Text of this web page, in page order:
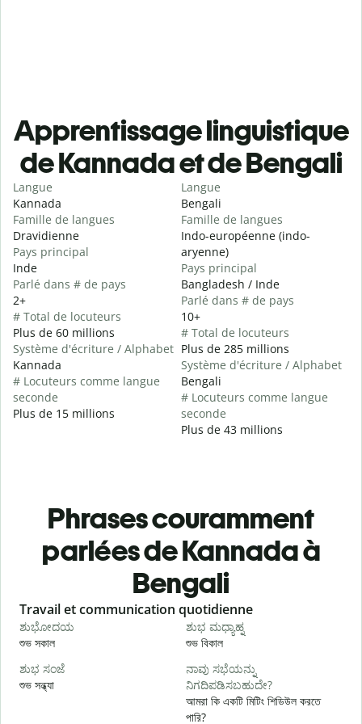
Apprentissage linguistique
de Kannada et de Bengali
Langue
Kannada
Famille de langues
Dravidienne
Pays principal
Inde
Parlé dans # de pays
2+
# Total de locuteurs
Plus de 60 millions
Système d'écriture / Alphabet
Kannada
# Locuteurs comme langue
seconde
Plus de 15 millions
Langue
Bengali
Famille de langues
Indo-européenne (indo-
aryenne)
Pays principal
Bangladesh / Inde
Parlé dans # de pays
10+
# Total de locuteurs
Plus de 285 millions
Système d'écriture / Alphabet
Bengali
# Locuteurs comme langue
seconde
Plus de 43 millions
Phrases couramment
parlées de Kannada à
Bengali
Slide 1 of 6
Travail et communication quotidienne
ಶುಭೋದಯ
শুভ সকাল
ಶುಭ ಮಧ್ಯಾಹ್ನ
শুভ বিকাল
ಶುಭ ಸಂಜೆ
শুভ সন্ধ্যা
ನಾವು ಸಭೆಯನ್ನು
ನಿಗದಿಪಡಿಸಬಹುದೇ?
আমরা কি একটি মিটিং শিডিউল করতে
পারি?